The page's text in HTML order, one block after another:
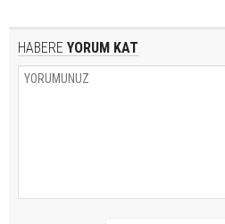
HABERE YORUM KAT